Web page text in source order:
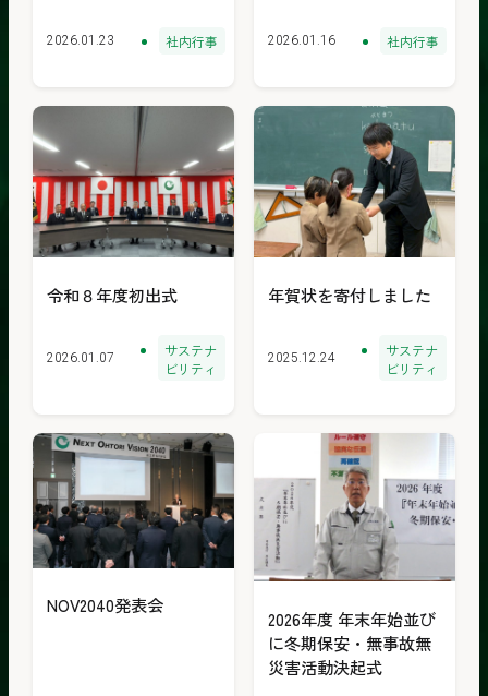
2026.01.23 社内行事 2026.01.16 社内行事
令和８年度初出式
2026.01.07
サステナ
ビリティ
年賀状を寄付しました
2025.12.24
サステナ
ビリティ
NOV2040発表会
2026年度 年末年始並び
に冬期保安・無事故無
災害活動決起式